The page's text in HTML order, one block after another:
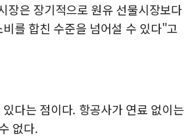
장은 장기적으로 원유 선물시장보다
를 합친 수준을 넘어설 수 있다"고
다는 점이다. 항공사가 연료 없이는
없다.